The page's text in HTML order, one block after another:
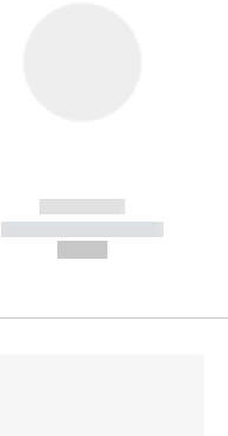
------------
----------- -----------